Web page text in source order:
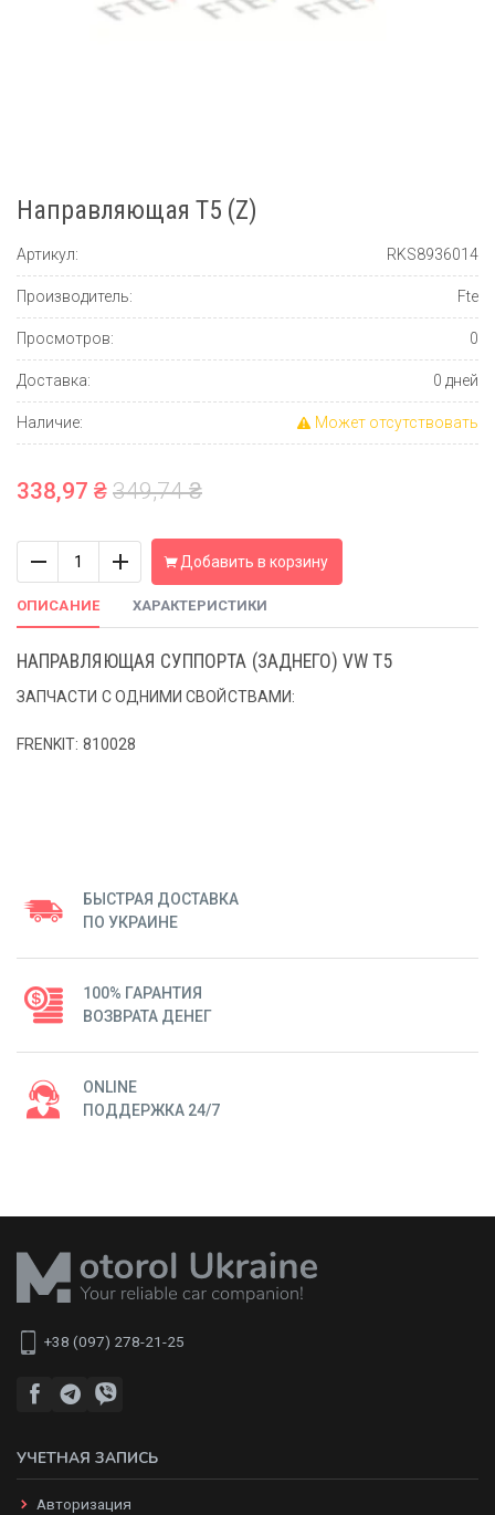
Направляющая T5 (Z)
Артикул: RKS8936014
Производитель: Fte
Просмотров: 0
Доставка: 0 дней
Наличие: Может отсутствовать
338,97 ₴ 349,74 ₴
Добавить в корзину
ОПИСАНИЕ ХАРАКТЕРИСТИКИ
НАПРАВЛЯЮЩАЯ СУППОРТА (ЗАДНЕГО) VW T5
ЗАПЧАСТИ С ОДНИМИ СВОЙСТВАМИ:
FRENKIT: 810028
БЫСТРАЯ ДОСТАВКА
ПО УКРАИНЕ
100% ГАРАНТИЯ
ВОЗВРАТА ДЕНЕГ
ONLINE
ПОДДЕРЖКА 24/7
+38 (097) 278-21-25
УЧЕТНАЯ ЗАПИСЬ
Авторизация